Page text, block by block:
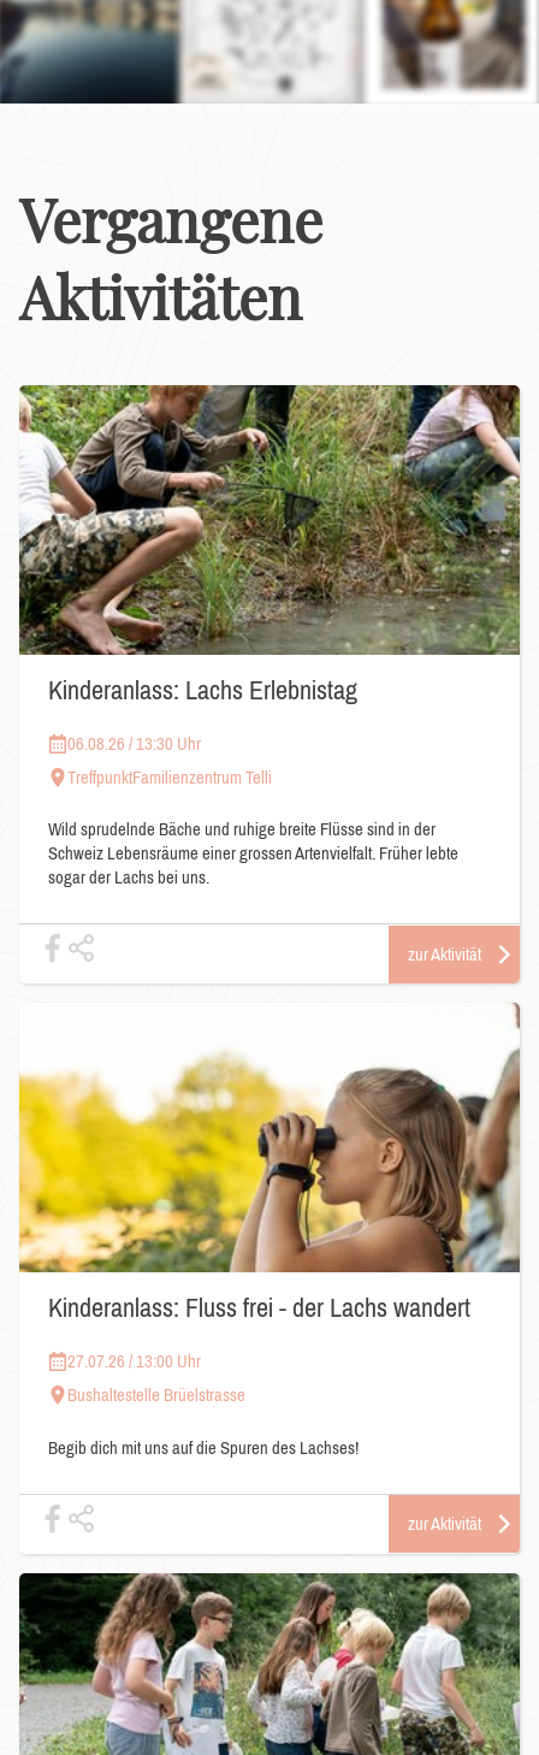
Vergangene
Aktivitäten
Kinderanlass: Lachs Erlebnistag
06.08.26 / 13:30 Uhr
TreffpunktFamilienzentrum Telli
​Wild sprudelnde Bäche und ruhige breite Flüsse sind in der
Schweiz Lebensräume einer grossen Artenvielfalt. Früher lebte
sogar der Lachs bei uns.
zur Aktivität
Kinderanlass: Fluss frei - der Lachs wandert
27.07.26 / 13:00 Uhr
Bushaltestelle Brüelstrasse
Begib dich mit uns auf die Spuren des Lachses!
zur Aktivität